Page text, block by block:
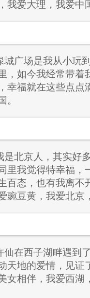
我爱大理，我爱中
城广场是我从小玩
，如今我经常带着
幸福就在这些点点
。
是北京人，其实好
里我觉得特幸福，
百态，也有我离不
豌豆黄，我爱北京
仙在西子湖畔遇到
天地的爱情，见证
女相伴，我爱西湖